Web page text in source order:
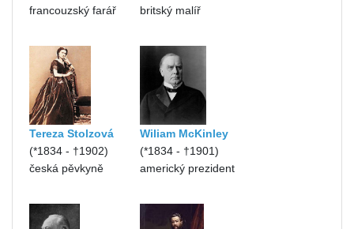
francouzský farář
britský malíř
Tereza Stolzová
(*1834 - †1902)
česká pěvkyně
Wiliam McKinley
(*1834 - †1901)
americký prezident